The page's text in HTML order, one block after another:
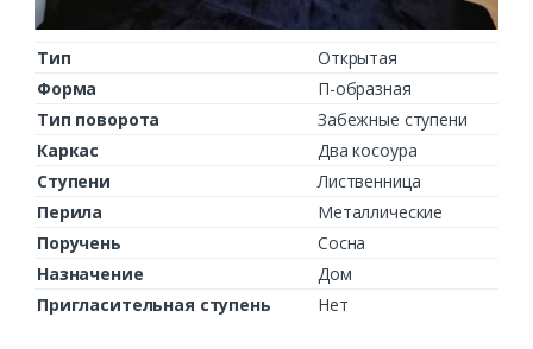
Тип
Открытая
Форма
П-образная
Тип поворота
Забежные ступени
Каркас
Два косоура
Ступени
Лиственница
Перила
Металлические
Поручень
Сосна
Назначение
Дом
Пригласительная ступень
Нет